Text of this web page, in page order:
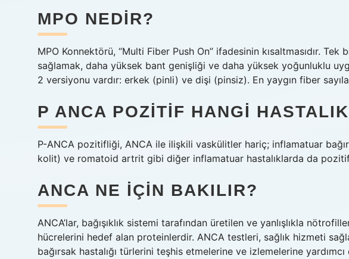
MPO NEDIR?
MPO Konnektörü, “Multi Fiber Push On” ifadesinin kısaltmasıdır.
sağlamak, daha yüksek bant genişliği ve daha yüksek yoğunluklu
2 versiyonu vardır: erkek (pinli) ve dişi (pinsiz). En yaygın fiber
P ANCA POZITIF HANGI
P-ANCA pozitifliği, ANCA ile ilişkili vaskülitler hariç; inflamatuar
kolit) ve romatoid artrit gibi diğer inflamatuar hastalıklarda da
ANCA NE IÇIN BAKILIR?
ANCA’lar, bağışıklık sistemi tarafından üretilen ve yanlışlıkla
hücrelerini hedef alan proteinlerdir. ANCA testleri, sağlık hizmeti
bağırsak hastalığı türlerini teşhis etmelerine ve izlemelerine yardımcı